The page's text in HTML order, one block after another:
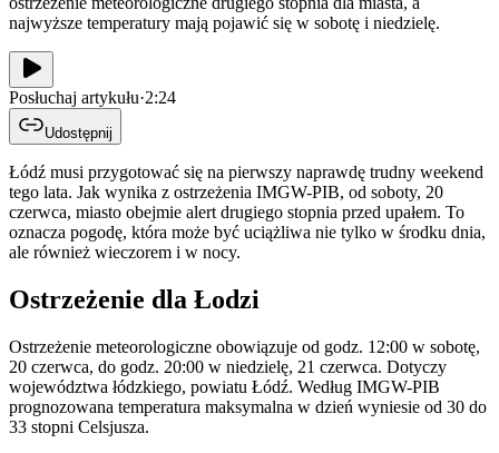
najwyższe temperatury mają pojawić się w sobotę i niedzielę.
Posłuchaj artykułu·2:24
Udostępnij
Łódź musi przygotować się na pierwszy naprawdę trudny weekend
tego lata. Jak wynika z ostrzeżenia IMGW-PIB, od soboty, 20
czerwca, miasto obejmie alert drugiego stopnia przed upałem. To
oznacza pogodę, która może być uciążliwa nie tylko w środku dnia,
ale również wieczorem i w nocy.
Ostrzeżenie dla Łodzi
Ostrzeżenie meteorologiczne obowiązuje od godz. 12:00 w sobotę,
20 czerwca, do godz. 20:00 w niedzielę, 21 czerwca. Dotyczy
województwa łódzkiego, powiatu Łódź. Według IMGW-PIB
prognozowana temperatura maksymalna w dzień wyniesie od 30 do
33 stopni Celsjusza.